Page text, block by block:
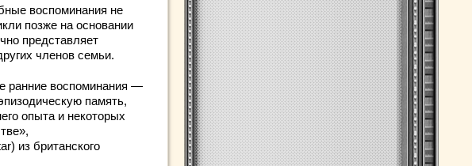
воспоминания не
позже на основании
представляет
членов семьи.
ранние воспоминания —
память,
опыта и некоторых
из британского